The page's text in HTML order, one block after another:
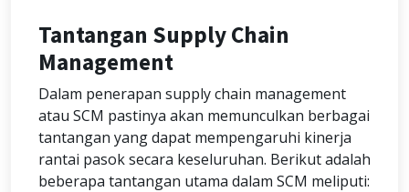
Tantangan Supply Chain
Management
Dalam penerapan supply chain management
atau SCM pastinya akan memunculkan berbagai
tantangan yang dapat mempengaruhi kinerja
rantai pasok secara keseluruhan. Berikut adalah
beberapa tantangan utama dalam SCM meliputi: